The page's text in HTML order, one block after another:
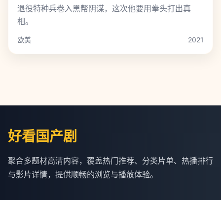
退役特种兵卷入黑帮阴谋，这次他要用拳头打出真
相。
欧美 2021
好看国产剧
聚合多题材高清内容，覆盖热门推荐、分类片单、热播排行
与影片详情，提供顺畅的浏览与播放体验。